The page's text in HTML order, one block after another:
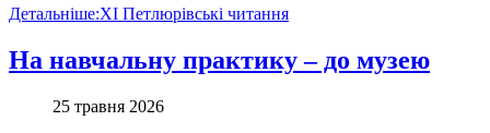
Детальніше:ХІ Петлюрівські читання
На навчальну практику – до музею
25 травня 2026